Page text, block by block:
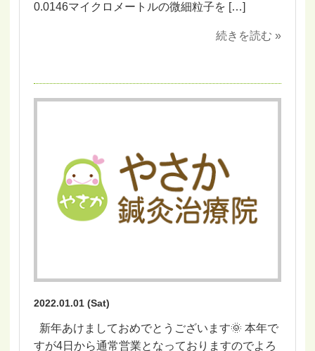
0.0146マイクロメートルの微細粒子を […]
続きを読む »
2022.01.01 (Sat)
新年あけましておめでとうございます🌞 本年で
すが4日から通常営業となっておりますのでよろ